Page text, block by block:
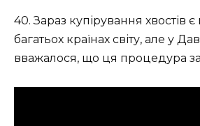
40. Зараз купірування хвостів
багатьох країнах світу, але у
вважалося, що ця процедура